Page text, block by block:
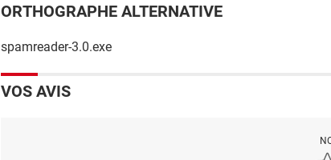
ORTHOGRAPHE ALTERNATIVE
spamreader-3.0.exe
VOS AVIS